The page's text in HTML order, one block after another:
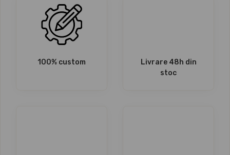
100% custom
Livrare 48h din
stoc